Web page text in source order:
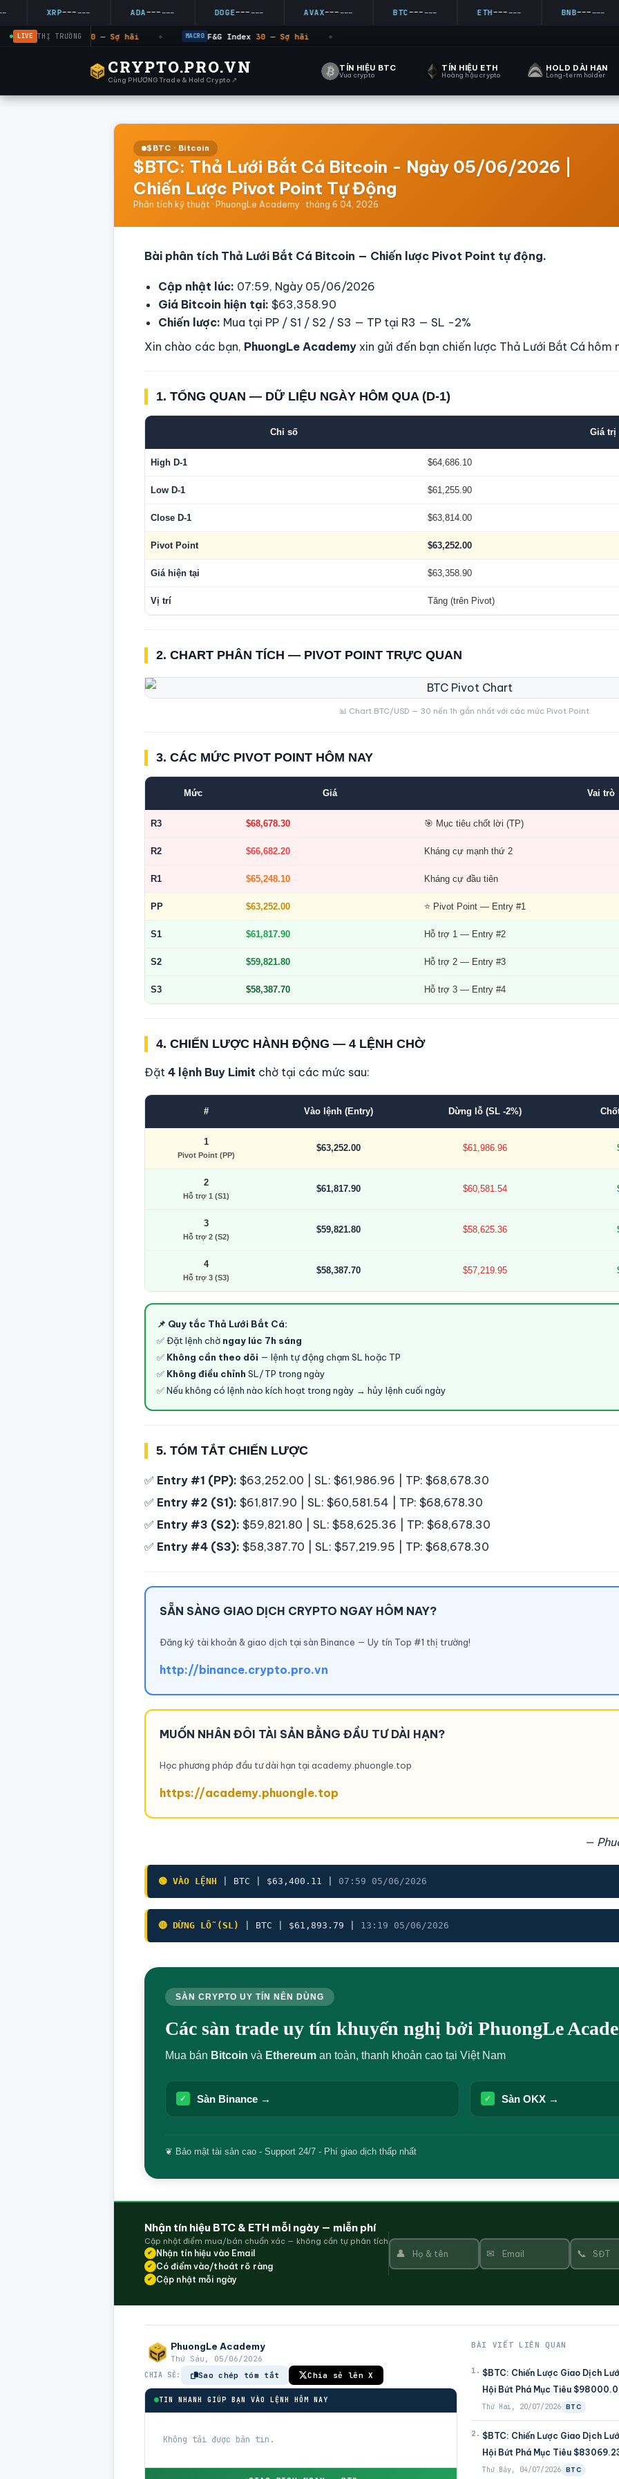
------ ------ DOGE------ AVAX------ ------ ------ ------
LIVE THỊ TRƯỜNG
MACRO F&G Index 30 — Sợ hãi MACRO F&G Index 30 — Sợ hãi
CRYPTO.PRO.VN
Cùng PHƯƠNG Trade & Hold Crypto ↗
TÍN HIỆU BTC
Vua crypto
TÍN HIỆU ETH
Hoàng hậu crypto
HOLD DÀI HẠN
Long-term holder
$BTC · Bitcoin
$BTC: Thả Lưới Bắt Cá Bitcoin - Ngày 05/06/2026 |
Chiến Lược Pivot Point Tự Động
Phân tích kỹ thuật · PhuongLe Academy · tháng 6 04, 2026
Bài phân tích Thả Lưới Bắt Cá Bitcoin — Chiến lược Pivot Point tự động.
Cập nhật lúc: 07:59, Ngày 05/06/2026
Giá Bitcoin hiện tại: $63,358.90
Chiến lược: Mua tại PP / S1 / S2 / S3 — TP tại R3 — SL -2%
Xin chào các bạn, PhuongLe Academy xin gửi đến bạn chiến lược Thả Lưới Bắt Cá hôm
1. TỔNG QUAN — DỮ LIỆU NGÀY HÔM QUA (D-1)
Chỉ số Giá trị
High D-1 $64,686.10
Low D-1 $61,255.90
Close D-1 $63,814.00
Pivot Point $63,252.00
Giá hiện tại $63,358.90
Vị trí Tăng (trên Pivot)
2. CHART PHÂN TÍCH — PIVOT POINT TRỰC QUAN
📊 Chart BTC/USD — 30 nến 1h gần nhất với các mức Pivot Point
3. CÁC MỨC PIVOT POINT HÔM NAY
Mức Giá Vai trò
R3 $68,678.30 🎯 Mục tiêu chốt lời (TP)
R2 $66,682.20 Kháng cự mạnh thứ 2
R1 $65,248.10 Kháng cự đầu tiên
PP $63,252.00 ⭐ Pivot Point — Entry #1
S1 $61,817.90 Hỗ trợ 1 — Entry #2
S2 $59,821.80 Hỗ trợ 2 — Entry #3
S3 $58,387.70 Hỗ trợ 3 — Entry #4
4. CHIẾN LƯỢC HÀNH ĐỘNG — 4 LỆNH CHỜ
Đặt 4 lệnh Buy Limit chờ tại các mức sau:
# Vào lệnh (Entry) Dừng lỗ (SL -2%)
1
Pivot Point (PP)
$63,252.00 $61,986.96
2
Hỗ trợ 1 (S1)
$61,817.90 $60,581.54
3
Hỗ trợ 2 (S2)
$59,821.80 $58,625.36
4
Hỗ trợ 3 (S3)
$58,387.70 $57,219.95
📌 Quy tắc Thả Lưới Bắt Cá:
✅ Đặt lệnh chờ ngay lúc 7h sáng
✅ Không cần theo dõi — lệnh tự động chạm SL hoặc TP
✅ Không điều chỉnh SL/TP trong ngày
✅ Nếu không có lệnh nào kích hoạt trong ngày → hủy lệnh cuối ngày
5. TÓM TẮT CHIẾN LƯỢC
✅ Entry #1 (PP): $63,252.00 | SL: $61,986.96 | TP: $68,678.30
✅ Entry #2 (S1): $61,817.90 | SL: $60,581.54 | TP: $68,678.30
✅ Entry #3 (S2): $59,821.80 | SL: $58,625.36 | TP: $68,678.30
✅ Entry #4 (S3): $58,387.70 | SL: $57,219.95 | TP: $68,678.30
SẴN SÀNG GIAO DỊCH CRYPTO NGAY HÔM NAY?
Đăng ký tài khoản & giao dịch tại sàn Binance — Uy tín Top #1 thị trường!
http://binance.crypto.pro.vn
MUỐN NHÂN ĐÔI TÀI SẢN BẰNG ĐẦU TƯ DÀI HẠN?
Học phương pháp đầu tư dài hạn tại academy.phuongle.top
https://academy.phuongle.top
—
🟢 VÀO LỆNH | BTC | $63,400.11 | 07:59 05/06/2026
🔴 DỪNG LỖ (SL) | BTC | $61,893.79 | 13:19 05/06/2026
SÀN CRYPTO UY TÍN NÊN DÙNG
Các sàn trade uy tín khuyến nghị bởi PhuongLe
Mua bán Bitcoin và Ethereum an toàn, thanh khoản cao tại Việt Nam
✓ Sàn Binance → ✓ Sàn OKX →
❦ Bảo mật tài sản cao - Support 24/7 - Phí giao dịch thấp nhất
Nhận tín hiệu BTC & ETH mỗi ngày — miễn phí
Cập nhật điểm mua/bán chuẩn xác — không cần tự phân tích
✔ Nhận tín hiệu vào Email
✔ Có điểm vào/thoát rõ ràng
✔ Cập nhật mỗi ngày
👤 ✉ 📞
PhuongLe Academy
Thứ Sáu, 05/06/2026
CHIA SẺ: Sao chép tóm tắt Chia sẻ lên X
TIN NHANH GIÚP BẠN VÀO LỆNH HÔM NAY
Không tải được bản tin.
BÀI VIẾT LIÊN QUAN
1. $BTC: Chiến Lược Giao Dịch
Hội Bứt Phá Mục Tiêu
Thứ Hai, 20/07/2026 BTC
2. $BTC: Chiến Lược Giao Dịch
Hội Bứt Phá Mục Tiêu
Thứ Bảy, 04/07/2026 BTC